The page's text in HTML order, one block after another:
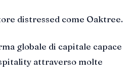
distressed come Oaktree.
globale di capitale capace
attraverso molte